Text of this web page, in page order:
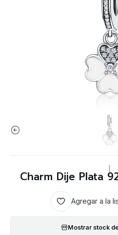
Charm Dije Plata
Agregar a la
Mostrar stock